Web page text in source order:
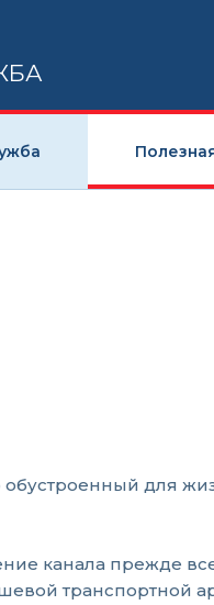
для
канала прежде
транспортной